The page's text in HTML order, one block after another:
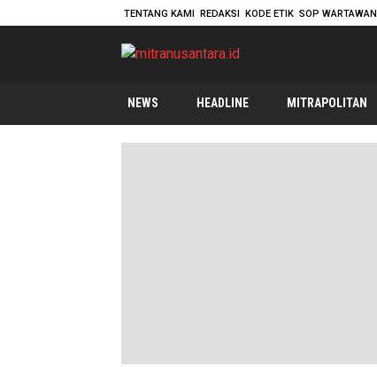
TENTANG KAMI REDAKSI KODE ETIK SOP WARTAWAN
NEWS HEADLINE MITRAPOLITAN